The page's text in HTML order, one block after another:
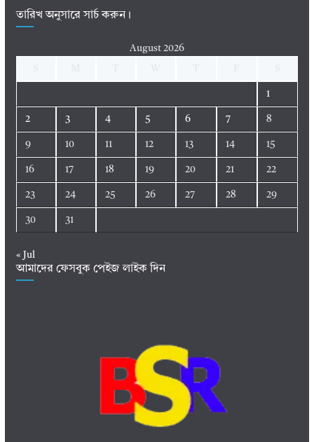
তারিখ অনুসারে সার্চ করুন।
August 2026
1
2 3 4 5 6 7 8
9 10 11 12 13 14 15
16 17 18 19 20 21 22
23 24 25 26 27 28 29
30 31
« Jul
আমাদের ফেসবুক পেইজ লাইক দিন